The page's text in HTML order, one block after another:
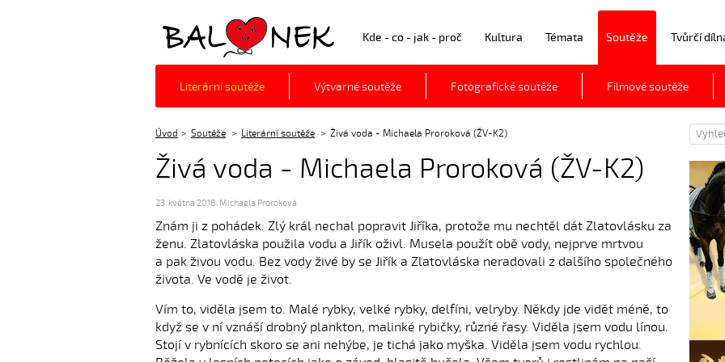
Balónek z.s. Kde - co - jak - proč Kultura Témata Soutěže Tvůrčí
Literární soutěže Výtvarné soutěže Fotografické soutěže Filmové soutěže
Úvod Soutěže Literární soutěže Živá voda - Michaela Proroková (ŽV-K2)
Živá voda - Michaela Proroková (ŽV-K2)
23. května 2018, Michaela Proroková
Znám ji z pohádek. Zlý král nechal popravit Jiříka, protože mu nechtěl dát Zlatovlásku za
ženu. Zlatovláska použila vodu a Jiřík oživl. Musela použít obě vody, nejprve mrtvou
a pak živou vodu. Bez vody živé by se Jiřík a Zlatovláska neradovali z dalšího společného
života. Ve vodě je život.
Vím to, viděla jsem to. Malé rybky, velké rybky, delfíni, velryby. Někdy jde vidět méně, to
když se v ní vznáší drobný plankton, malinké rybičky, různé řasy. Viděla jsem vodu línou.
Stojí v rybnících skoro se ani nehýbe, je tichá jako myška. Viděla jsem vodu rychlou.